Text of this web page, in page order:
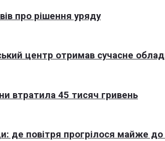
про рішення уряду
центр отримав сучасне
втратила 45 тисяч гривень
де повітря прогрілося майже до